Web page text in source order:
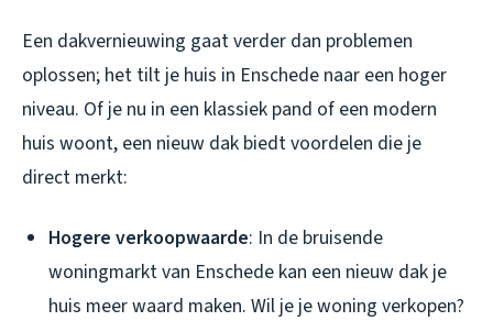
Een dakvernieuwing gaat verder dan problemen
oplossen; het tilt je huis in Enschede naar een hoger
niveau. Of je nu in een klassiek pand of een modern
huis woont, een nieuw dak biedt voordelen die je
direct merkt:
Hogere verkoopwaarde: In de bruisende
woningmarkt van Enschede kan een nieuw dak je
huis meer waard maken. Wil je je woning verkopen?